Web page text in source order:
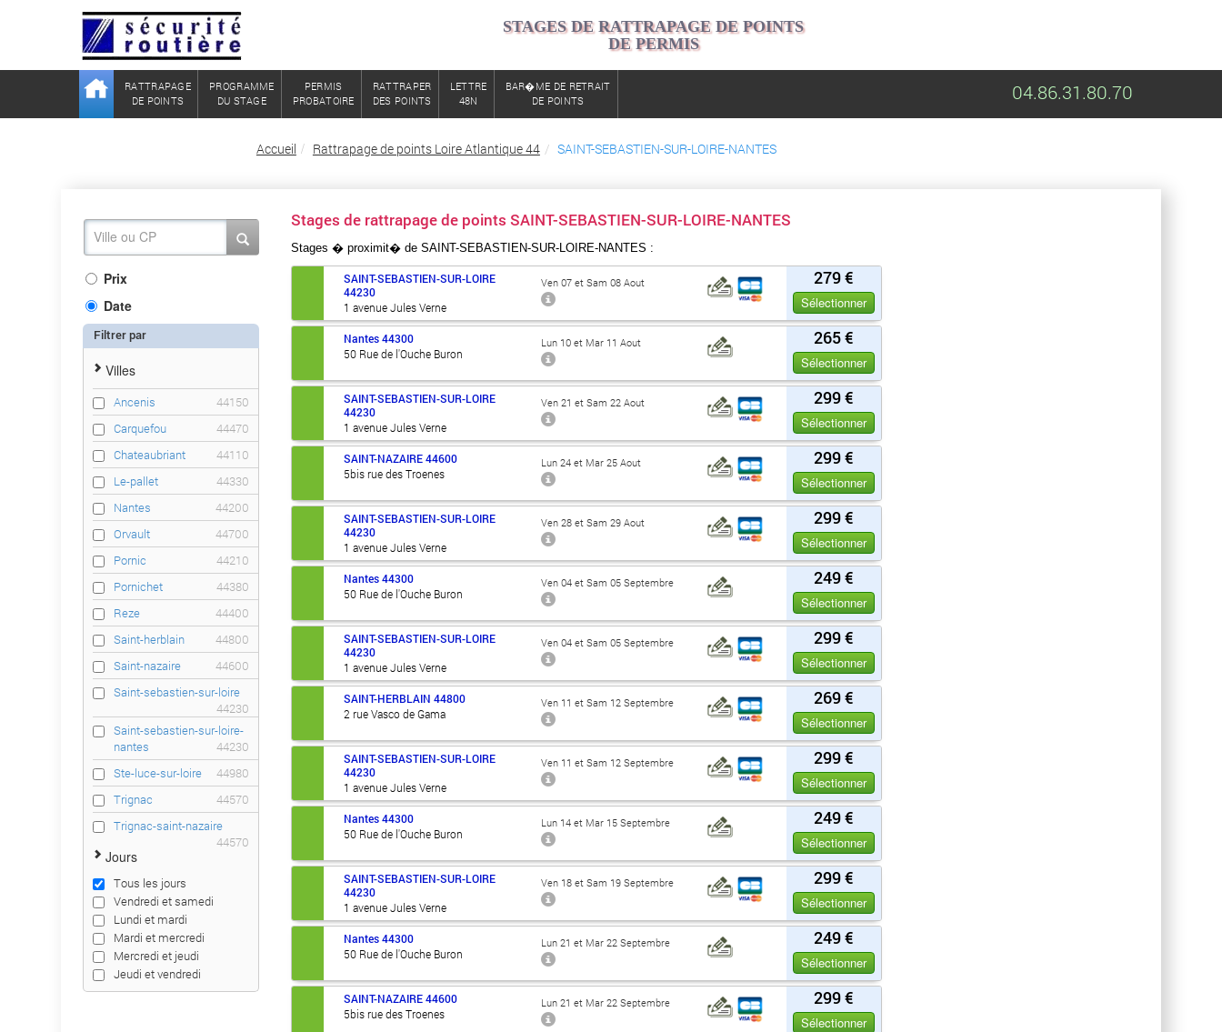
STAGES DE RATTRAPAGE DE POINTS
DE PERMIS
RATTRAPAGE
DE POINTS
PROGRAMME
DU STAGE
PERMIS
PROBATOIRE
RATTRAPER
DES POINTS
LETTRE
48N
BAR�ME DE RETRAIT
DE POINTS
04.86.31.80.70
Accueil Rattrapage de points Loire Atlantique 44 SAINT-SEBASTIEN-SUR-LOIRE-NANTES
Prix
Date
Filtrer par
Villes
Ancenis
44150
Carquefou
44470
Chateaubriant
44110
Le-pallet
44330
Nantes
44200
Orvault
44700
Pornic
44210
Pornichet
44380
Reze
44400
Saint-herblain
44800
Saint-nazaire
44600
Saint-sebastien-sur-loire
44230
Saint-sebastien-sur-loire-
nantes
44230
Ste-luce-sur-loire
44980
Trignac
44570
Trignac-saint-nazaire
44570
Jours
Tous les jours
Vendredi et samedi
Lundi et mardi
Mardi et mercredi
Mercredi et jeudi
Jeudi et vendredi
Stages de rattrapage de points SAINT-SEBASTIEN-SUR-LOIRE-NANTES
Stages � proximit� de SAINT-SEBASTIEN-SUR-LOIRE-NANTES :
279 €
Sélectionner
SAINT-SEBASTIEN-SUR-LOIRE
44230
1 avenue Jules Verne
Ven 07 et Sam 08 Aout
265 €
Sélectionner
Nantes 44300
50 Rue de l'Ouche Buron
Lun 10 et Mar 11 Aout
299 €
Sélectionner
SAINT-SEBASTIEN-SUR-LOIRE
44230
1 avenue Jules Verne
Ven 21 et Sam 22 Aout
299 €
Sélectionner
SAINT-NAZAIRE 44600
5bis rue des Troenes
Lun 24 et Mar 25 Aout
299 €
Sélectionner
SAINT-SEBASTIEN-SUR-LOIRE
44230
1 avenue Jules Verne
Ven 28 et Sam 29 Aout
249 €
Sélectionner
Nantes 44300
50 Rue de l'Ouche Buron
Ven 04 et Sam 05 Septembre
299 €
Sélectionner
SAINT-SEBASTIEN-SUR-LOIRE
44230
1 avenue Jules Verne
Ven 04 et Sam 05 Septembre
269 €
Sélectionner
SAINT-HERBLAIN 44800
2 rue Vasco de Gama
Ven 11 et Sam 12 Septembre
299 €
Sélectionner
SAINT-SEBASTIEN-SUR-LOIRE
44230
1 avenue Jules Verne
Ven 11 et Sam 12 Septembre
249 €
Sélectionner
Nantes 44300
50 Rue de l'Ouche Buron
Lun 14 et Mar 15 Septembre
299 €
Sélectionner
SAINT-SEBASTIEN-SUR-LOIRE
44230
1 avenue Jules Verne
Ven 18 et Sam 19 Septembre
249 €
Sélectionner
Nantes 44300
50 Rue de l'Ouche Buron
Lun 21 et Mar 22 Septembre
299 €
Sélectionner
SAINT-NAZAIRE 44600
5bis rue des Troenes
Lun 21 et Mar 22 Septembre